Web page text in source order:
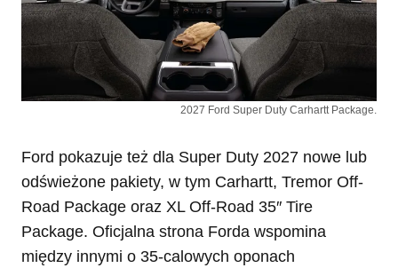
2027 Ford Super Duty Carhartt Package.
Ford pokazuje też dla Super Duty 2027 nowe lub
odświeżone pakiety, w tym Carhartt, Tremor Off-
Road Package oraz XL Off-Road 35″ Tire
Package. Oficjalna strona Forda wspomina
między innymi o 35-calowych oponach